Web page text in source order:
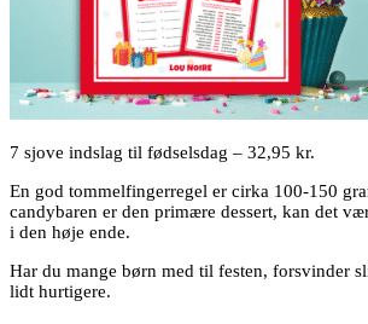
7 sjove indslag til fødselsdag – 32,95 kr.
En god tommelfingerregel er cirka 100-150
candybaren er den primære dessert, kan det
i den høje ende.
Har du mange børn med til festen, forsvinder
lidt hurtigere.